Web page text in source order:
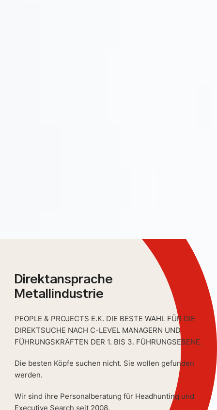
Direktansprache
Metallindustrie
PEOPLE & PROJECTS E.K. DIE BESTE WAHL FÜR DIE
DIREKTSUCHE NACH C-LEVEL MANAGERN UND
FÜHRUNGSKRÄFTEN DER 1. BIS 3. FÜHRUNGSEBENE.
Die besten Köpfe suchen nicht. Sie wollen gefunden
werden.
Wir sind ihre Personalberatung für Headhunting und
Executive Search seit 2008.